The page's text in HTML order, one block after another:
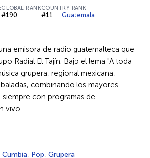
GLOBAL RANK
#190
COUNTRY RANK
#11 Guatemala
emisora de radio guatemalteca que
Radial El Tajín. Bajo el lema "A toda
grupera, regional mexicana,
combinando los mayores
con programas de
vivo.
Cumbia, Pop, Grupera